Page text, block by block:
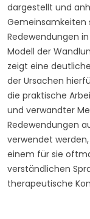
dargestellt und
Gemeinsamkeiten
Redewendungen
Modell der
zeigt eine
der Ursachen
die praktische
und verwandter
Redewendungen
verwendet
einem für sie
verständlichen
therapeutische